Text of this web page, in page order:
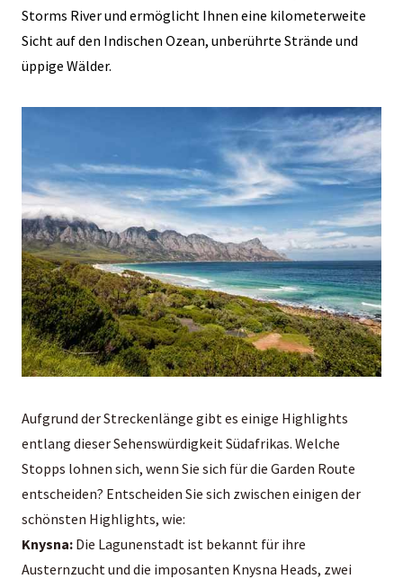
Storms River und ermöglicht Ihnen eine kilometerweite
Sicht auf den Indischen Ozean, unberührte Strände und
üppige Wälder.
Aufgrund der Streckenlänge gibt es einige Highlights
entlang dieser Sehenswürdigkeit Südafrikas. Welche
Stopps lohnen sich, wenn Sie sich für die Garden Route
entscheiden? Entscheiden Sie sich zwischen einigen der
schönsten Highlights, wie:
Knysna: Die Lagunenstadt ist bekannt für ihre
Austernzucht und die imposanten Knysna Heads, zwei